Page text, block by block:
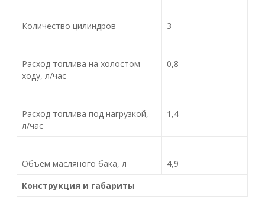
Количество цилиндров 3
Расход топлива на холостом
ходу, л/час
0,8
Расход топлива под нагрузкой,
л/час
1,4
Объем масляного бака, л
4,9
Конструкция и габариты